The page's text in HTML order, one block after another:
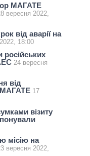
МАГАТЕ
вересня 2022,
від аварії на
18:00
російських
24 вересня
від
МАГАТЕ 17
візиту
місію на
вересня 2022,